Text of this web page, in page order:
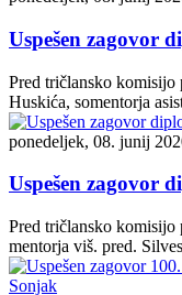
Uspešen zagovor
Pred tričlansko
Huskića, somentorja
ponedeljek, 08. junij
Uspešen zagovor
Pred tričlansko komisijo
mentorja viš. pred.